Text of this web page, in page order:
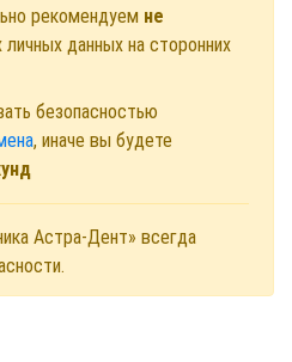
рекомендуем не
личных данных на сторонних
безопасностью
, иначе вы будете
Астра-Дент» всегда